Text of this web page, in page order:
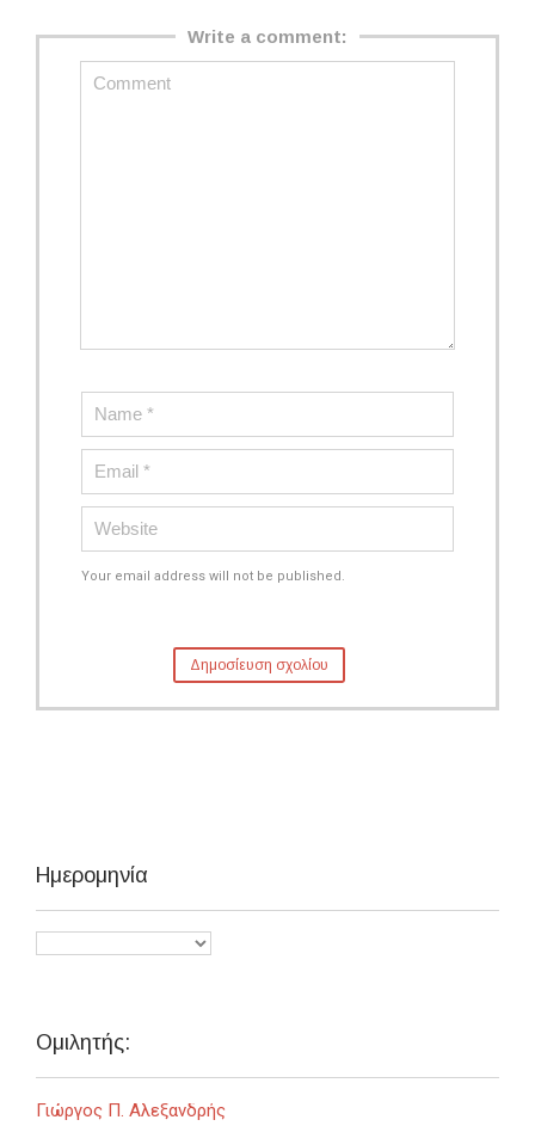
Write a comment:
Your email address will not be published.
Ημερομηνία
Ομιλητής:
Γιώργος Π. Αλεξανδρής